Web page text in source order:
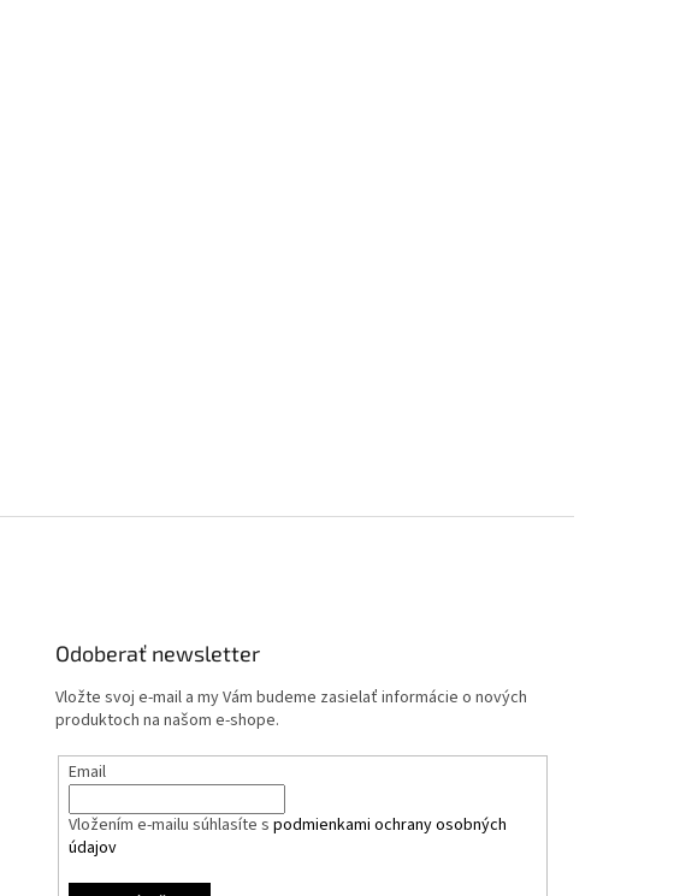
Odoberať newsletter
Vložte svoj e-mail a my Vám budeme zasielať informácie o nových
produktoch na našom e-shope.
Email
Vložením e-mailu súhlasíte spodmienkami ochrany osobných
údajov